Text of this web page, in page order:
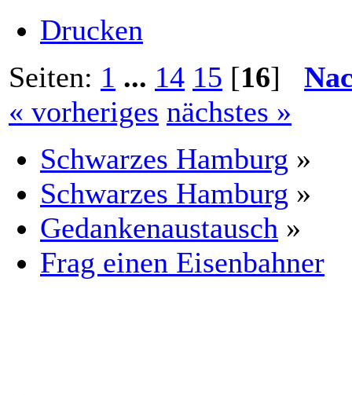
Drucken
Seiten: 1 ... 14 15 [16]
« vorheriges nächstes »
Schwarzes Hamburg »
Schwarzes Hamburg »
Gedankenaustausch »
Frag einen Eisenbahner